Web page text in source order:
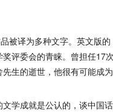
被译为多种文字。英文版
评委会的青睐。曾担任17
生的逝世，他很有可能成
学成就是公认的，谈中国